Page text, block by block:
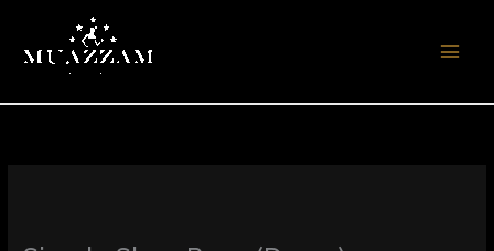
springen